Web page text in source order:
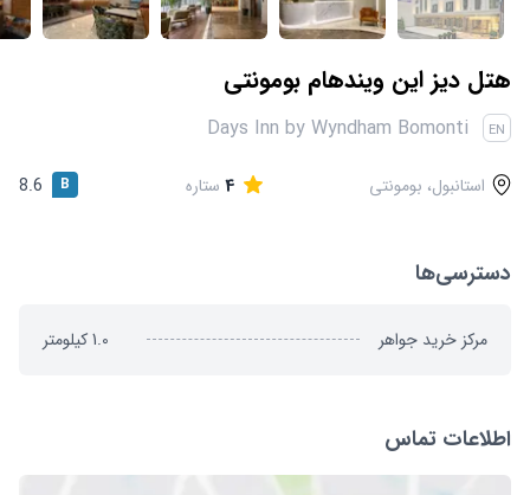
ارتباط با ما
قوانین و مقررات
هتل دیز این ویندهام بومونتی
EN
Days Inn by Wyndham Bomonti
استانبول، بومونتی 4 ستاره B
8.6
دسترسی‌ها
مرکز خرید جواهر 1.0کیلومتر
اطلاعات تماس